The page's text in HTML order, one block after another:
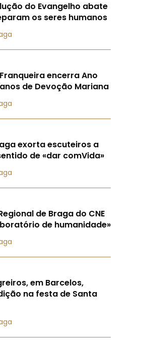
do Evangelho abate
os seres humanos
encerra Ano
de Devoção Mariana
exorta escuteiros a
de «dar comVida»
de Braga do CNE
de humanidade»
em Barcelos,
na festa de Santa